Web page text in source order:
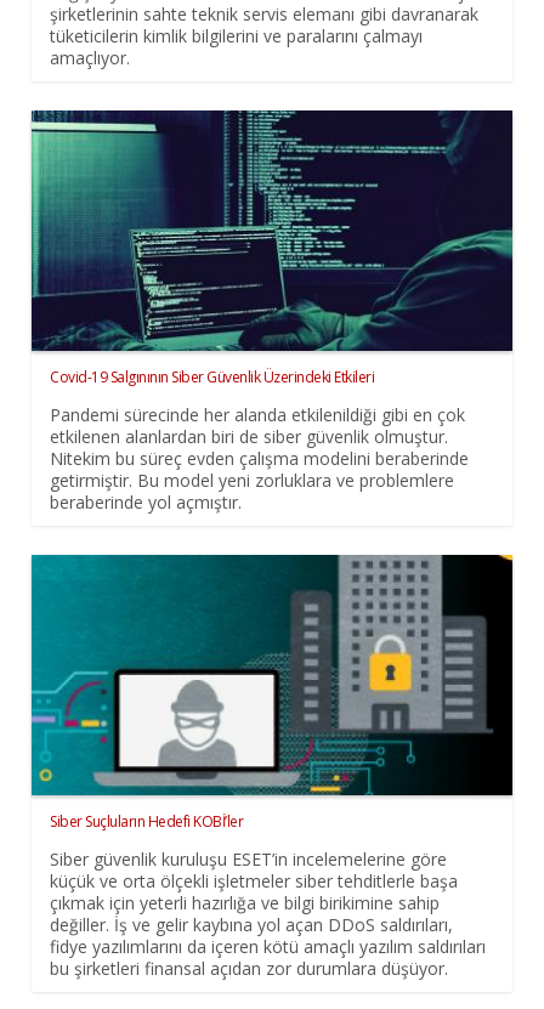
şirketlerinin sahte teknik servis elemanı gibi davranarak
tüketicilerin kimlik bilgilerini ve paralarını çalmayı
amaçlıyor.
Covid-19 Salgınının Siber Güvenlik Üzerindeki Etkileri
Pandemi sürecinde her alanda etkilenildiği gibi en çok
etkilenen alanlardan biri de siber güvenlik olmuştur.
Nitekim bu süreç evden çalışma modelini beraberinde
getirmiştir. Bu model yeni zorluklara ve problemlere
beraberinde yol açmıştır.
Siber Suçluların Hedefi KOBİ’ler
Siber güvenlik kuruluşu ESET’in incelemelerine göre
küçük ve orta ölçekli işletmeler siber tehditlerle başa
çıkmak için yeterli hazırlığa ve bilgi birikimine sahip
değiller. İş ve gelir kaybına yol açan DDoS saldırıları,
fidye yazılımlarını da içeren kötü amaçlı yazılım saldırıları
bu şirketleri finansal açıdan zor durumlara düşüyor.